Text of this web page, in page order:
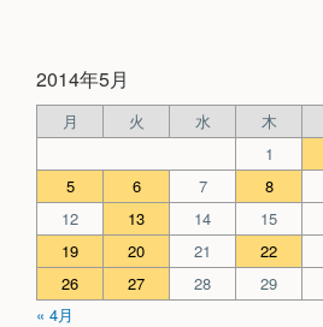
2014年5月
月 火 水 木
1
5
6 7 8
12
13 14 15
19
20 21 22
26
27 28 29
« 4月